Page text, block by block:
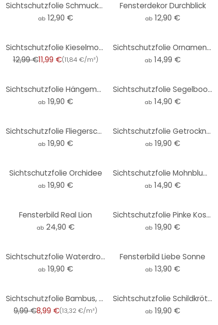
Sichtschutzfolie Schmucker - Sonnenaufgang
ab 12,90 €
Fensterdekor Durchblick
ab 12,90 €
Sichtschutzfolie Kieselmosaik, 67,5 x 150 cm
12,99 €11,99 €(11,84 €/m²)
Sichtschutzfolie Ornamente aus dem Abendland - quadratisch
ab 14,99 €
Sichtschutzfolie Hängematte
ab 19,90 €
Sichtschutzfolie Segelboot im Sonnenuntergang - quadratisch
ab 14,90 €
Sichtschutzfolie Fliegerschirmchen
ab 19,90 €
Sichtschutzfolie Getrocknete Kräuter
ab 19,90 €
Sichtschutzfolie Orchidee
ab 19,90 €
Sichtschutzfolie Mohnblumen im Rapsfeld - quadrati
ab 14,90 €
Fensterbild Real Lion
ab 24,90 €
Sichtschutzfolie Pinke Kosmeen
ab 19,90 €
Sichtschutzfolie Waterdrops
ab 19,90 €
Fensterbild Liebe Sonne
ab 13,90 €
Sichtschutzfolie Bambus, 45 x 150 cm
9,99 €8,99 €(13,32 €/m²)
Sichtschutzfolie Schildkröte auf Reisen
ab 19,90 €